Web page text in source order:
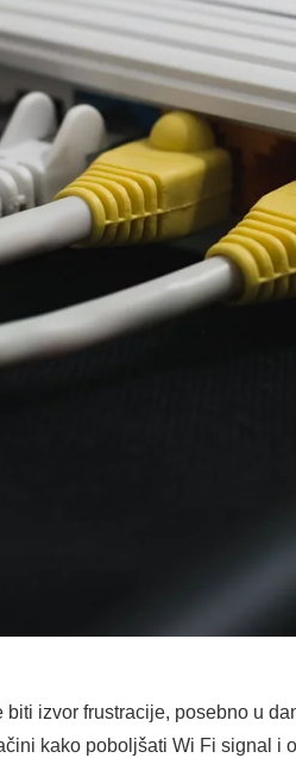
izvor frustracije, posebno u
kako poboljšati Wi Fi signal i